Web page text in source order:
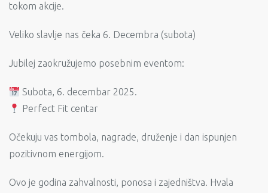
tokom akcije.
Veliko slavlje nas čeka 6. Decembra (subota)
Jubilej zaokružujemo posebnim eventom:
Subota, 6. decembar 2025.
Perfect Fit centar
Očekuju vas tombola, nagrade, druženje i dan ispunjen
pozitivnom energijom.
Ovo je godina zahvalnosti, ponosa i zajedništva. Hvala